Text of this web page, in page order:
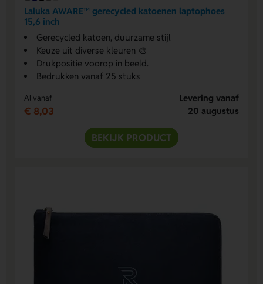
Laluka AWARE™ gerecycled katoenen laptophoes
15,6 inch
Gerecycled katoen, duurzame stijl
Keuze uit diverse kleuren 🎨
Drukpositie voorop in beeld.
Bedrukken vanaf 25 stuks
Al vanaf
€ 8,03
Levering vanaf
20 augustus
BEKIJK PRODUCT